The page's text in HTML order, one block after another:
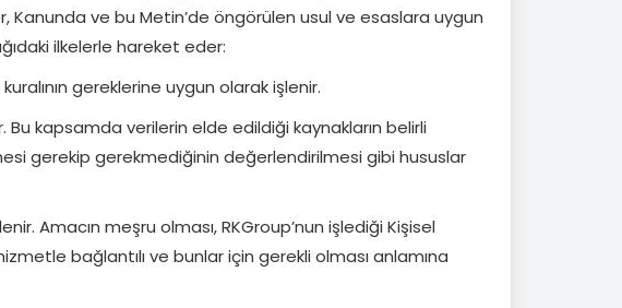
Kanunda ve bu Metin’de öngörülen usul ve esaslara uygun
ilkelerle hareket eder:
gereklerine uygun olarak işlenir.
Bu kapsamda verilerin elde edildiği kaynakların belirli
gerekip gerekmediğinin değerlendirilmesi gibi hususlar
Amacın meşru olması, RKGroup’nun işlediği Kişisel
bağlantılı ve bunlar için gerekli olması anlamına